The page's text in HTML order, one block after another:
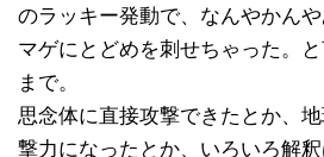
のラッキー発動で、なんやかん
マゲにとどめを刺せちゃった。
まで。
思念体に直接攻撃できたとか、
撃力になったとか、いろいろ解